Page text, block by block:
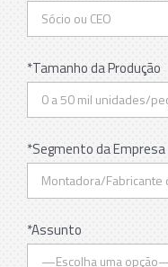
*Tamanho da Produção
*Segmento da Empresa
*Assunto